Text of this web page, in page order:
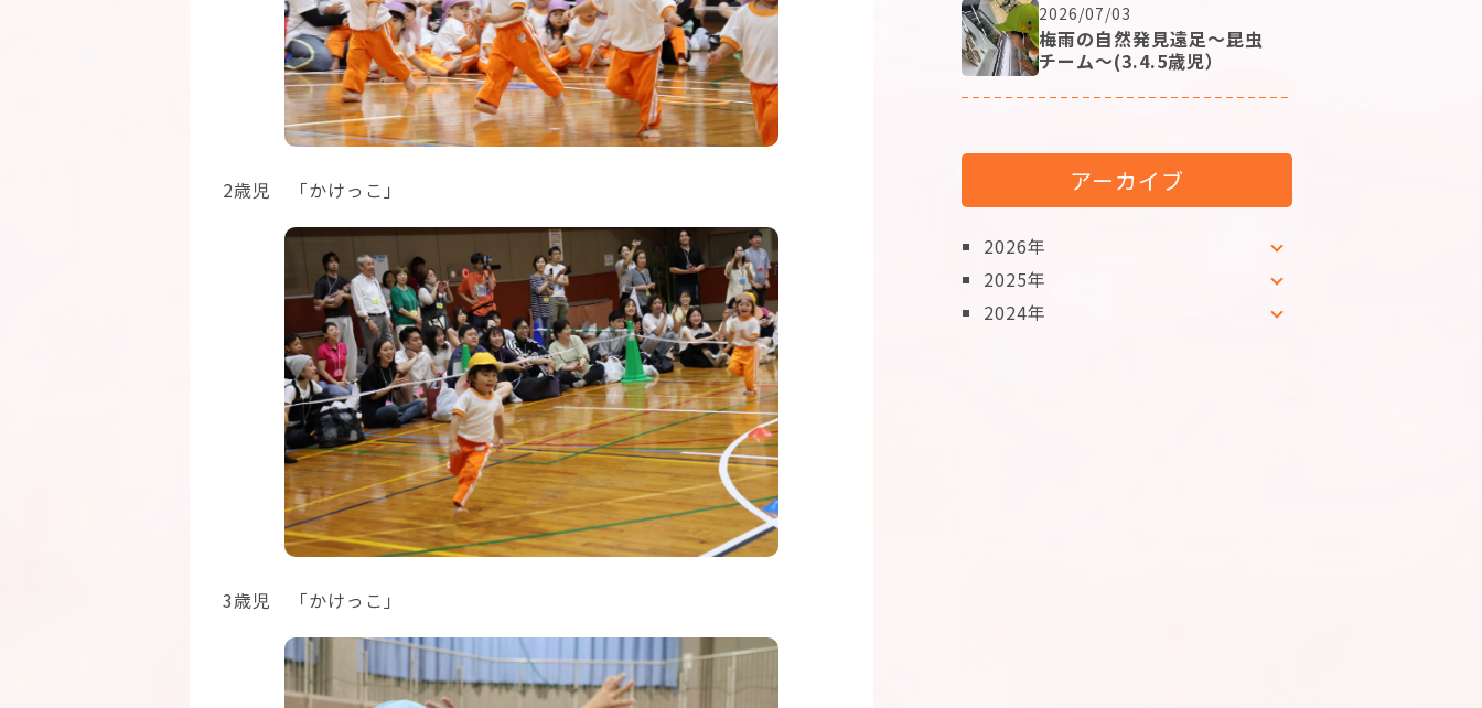
2歳児 「かけっこ」
3歳児 「かけっこ」
2026/07/03
梅雨の自然発見遠足～昆虫
チーム～(3.4.5歳児）
アーカイブ
2026年
2025年
2024年